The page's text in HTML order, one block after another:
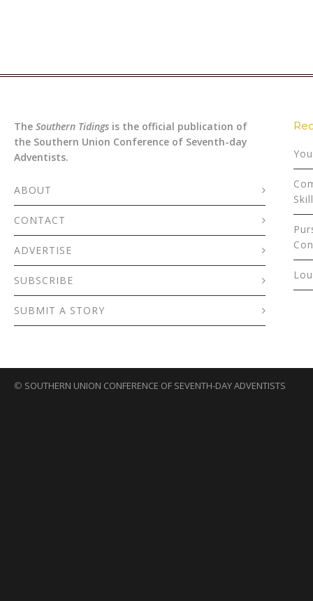
The Southern Tidings is the official publication of
the Southern Union Conference of Seventh-day
Adventists.
ABOUT
CONTACT
ADVERTISE
SUBSCRIBE
SUBMIT A STORY
© SOUTHERN UNION CONFERENCE OF SEVENTH-DAY ADVENTISTS